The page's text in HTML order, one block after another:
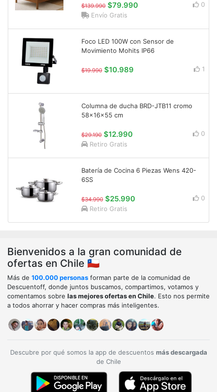
$139.990 $79.990
0
Envío Gratis
Foco LED 100W con Sensor de
Movimiento Mohits IP66
$19.990 $10.989 1
Columna de ducha BRD-JTB11 cromo
58x16x55 cm
$29.190 $12.990
0
Retiro Gratis
Batería de Cocina 6 Piezas Wens 420-
6SS
$34.990 $25.990
0
Retiro Gratis
Bienvenidos a la gran comunidad de
ofertas en Chile 🇨🇱
Más de 100.000 personas forman parte de la comunidad de
Descuentoff, donde juntos buscamos, compartimos, votamos y
comentamos sobre las mejores ofertas en Chile. Esto nos permite
a todos ahorrar y hacer compras más inteligentes.
Descubre por qué somos la app de descuentos más descargada
de Chile